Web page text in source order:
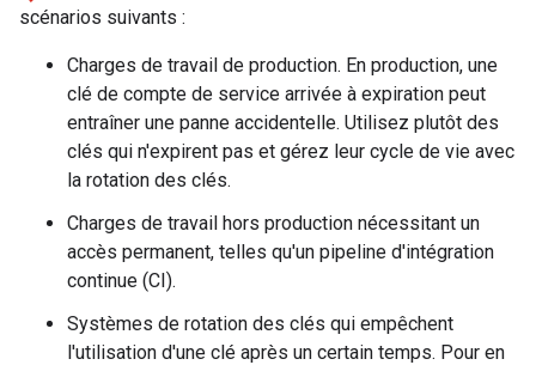
scénarios suivants :
Charges de travail de production. En production, une
clé de compte de service arrivée à expiration peut
entraîner une panne accidentelle. Utilisez plutôt des
clés qui n'expirent pas et gérez leur cycle de vie avec
la rotation des clés.
Charges de travail hors production nécessitant un
accès permanent, telles qu'un pipeline d'intégration
continue (CI).
Systèmes de rotation des clés qui empêchent
l'utilisation d'une clé après un certain temps. Pour en